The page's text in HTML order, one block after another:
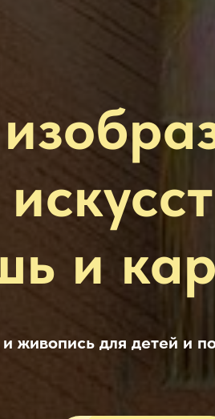
и
живопись для детей и